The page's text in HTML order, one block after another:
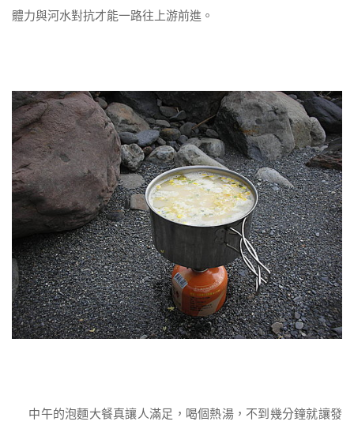
體力與河水對抗才能一路往上游前進。
中午的泡麵大餐真讓人滿足，喝個熱湯，不到幾分鐘就讓發